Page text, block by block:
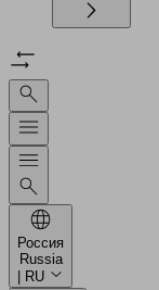
Россия
Russia
| RU